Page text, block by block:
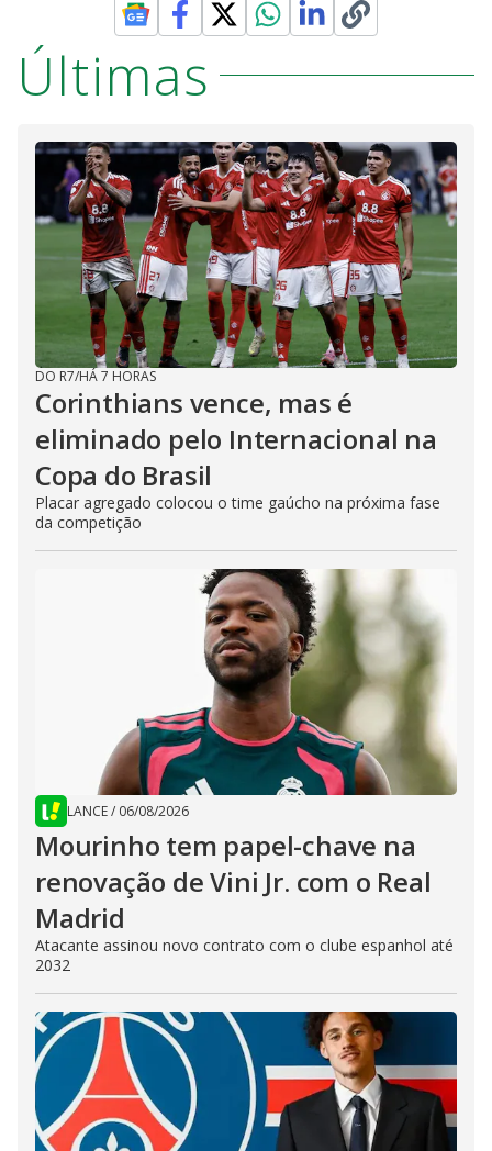
Últimas
DO R7/HÁ 7 HORAS
Corinthians vence, mas é
eliminado pelo Internacional na
Copa do Brasil
Placar agregado colocou o time gaúcho na próxima fase
da competição
LANCE/ 06/08/2026
Mourinho tem papel-chave na
renovação de Vini Jr. com o Real
Madrid
Atacante assinou novo contrato com o clube espanhol até
2032